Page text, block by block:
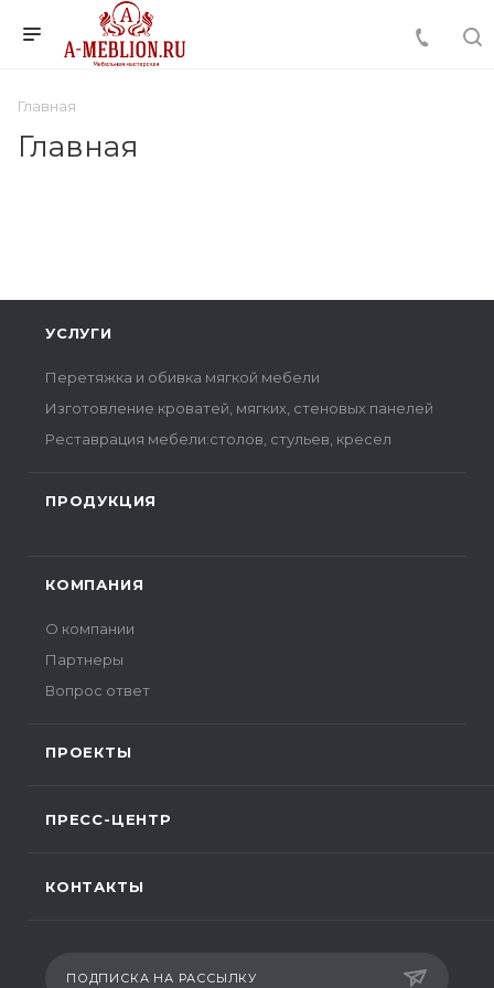
Главная
Главная
УСЛУГИ
Перетяжка и обивка мягкой мебели
Изготовление кроватей, мягких, стеновых панелей
Реставрация мебели:столов, стульев, кресел
ПРОДУКЦИЯ
КОМПАНИЯ
О компании
Партнеры
Вопрос ответ
ПРОЕКТЫ
ПРЕСС-ЦЕНТР
КОНТАКТЫ
ПОДПИСКА НА РАССЫЛКУ